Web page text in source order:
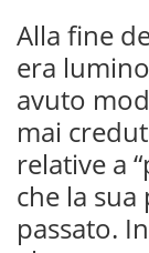
Alla fine
era
avuto
mai
relative a
che la sua
passato.